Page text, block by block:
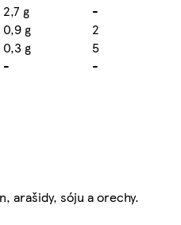
2,7 g
-
0,9 g
2
0,3 g
5
- -
arašidy, sóju a orechy.